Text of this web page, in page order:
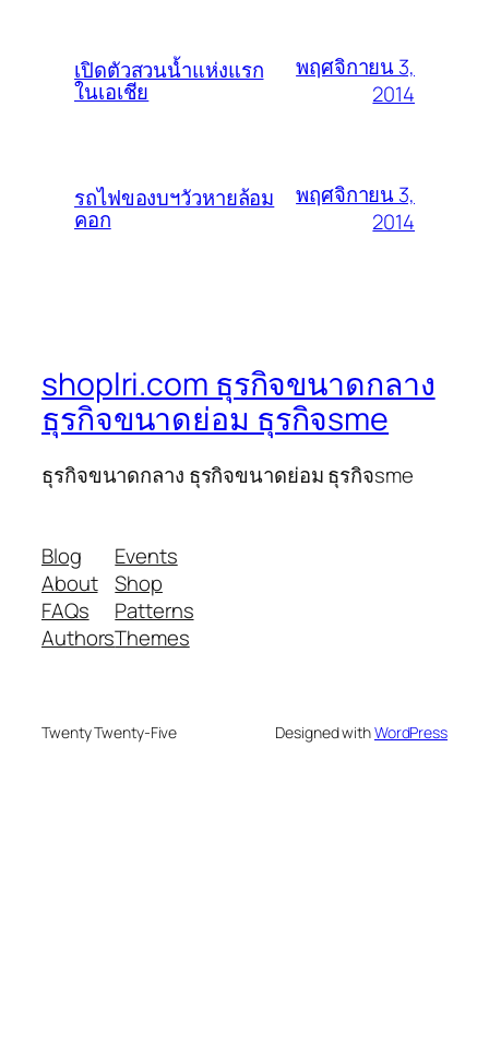
เปิดตัวสวนน้ำแห่งแรก
ในเอเชีย
พฤศจิกายน 3,
2014
รถไฟของบฯวัวหายล้อม
คอก
พฤศจิกายน 3,
2014
shoplri.com ธุรกิจขนาดกลาง
ธุรกิจขนาดย่อม ธุรกิจsme
ธุรกิจขนาดกลาง ธุรกิจขนาดย่อม ธุรกิจsme
Blog
About
FAQs
Authors
Events
Shop
Patterns
Themes
Twenty Twenty-Five Designed withWordPress